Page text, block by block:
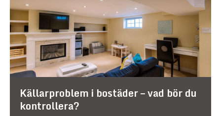
Källarproblem i bostäder – vad bör du
kontrollera?